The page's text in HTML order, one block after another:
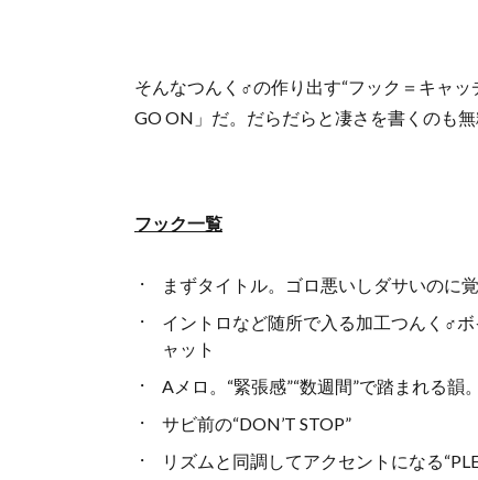
そんなつんく♂の作り出す“フック＝キャ
GO ON」だ。だらだらと凄さを書くのも
フック一覧
まずタイトル。ゴロ悪いしダサいのに
イントロなど随所で入る加工つんく♂
ャット
Aメロ。“緊張感”“数週間”で踏まれる
サビ前の“DON’T STOP”
リズムと同調してアクセントになる